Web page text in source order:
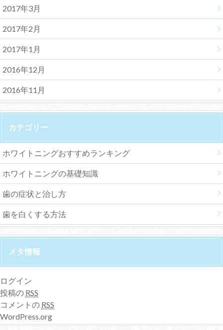
2017年3月
2017年2月
2017年1月
2016年12月
2016年11月
カテゴリー
ホワイトニングおすすめランキング
ホワイトニングの基礎知識
歯の症状と治し方
歯を白くする方法
メタ情報
ログイン
投稿の RSS
コメントの RSS
WordPress.org